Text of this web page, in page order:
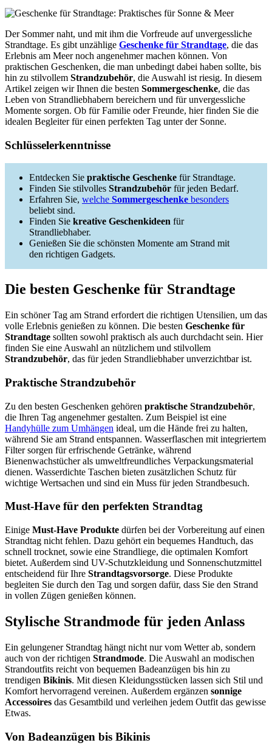
Der Sommer naht, und mit ihm die Vorfreude auf unvergessliche
Strandtage. Es gibt unzählige Geschenke für Strandtage, die das
Erlebnis am Meer noch angenehmer machen können. Von
praktischen Geschenken, die man unbedingt dabei haben sollte, bis
hin zu stilvollem Strandzubehör, die Auswahl ist riesig. In diesem
Artikel zeigen wir Ihnen die besten Sommergeschenke, die das
Leben von Strandliebhabern bereichern und für unvergessliche
Momente sorgen. Ob für Familie oder Freunde, hier finden Sie die
idealen Begleiter für einen perfekten Tag unter der Sonne.
Schlüsselerkenntnisse
Entdecken Sie praktische Geschenke für Strandtage.
Finden Sie stilvolles Strandzubehör für jeden Bedarf.
Erfahren Sie, welche Sommergeschenke besonders
beliebt sind.
Finden Sie kreative Geschenkideen für
Strandliebhaber.
Genießen Sie die schönsten Momente am Strand mit
den richtigen Gadgets.
Die besten Geschenke für Strandtage
Ein schöner Tag am Strand erfordert die richtigen Utensilien, um das
volle Erlebnis genießen zu können. Die besten Geschenke für
Strandtage sollten sowohl praktisch als auch durchdacht sein. Hier
finden Sie eine Auswahl an nützlichem und stilvollem
Strandzubehör, das für jeden Strandliebhaber unverzichtbar ist.
Praktische Strandzubehör
Zu den besten Geschenken gehören praktische Strandzubehör,
die Ihren Tag angenehmer gestalten. Zum Beispiel ist eine
Handyhülle zum Umhängen ideal, um die Hände frei zu halten,
während Sie am Strand entspannen. Wasserflaschen mit integriertem
Filter sorgen für erfrischende Getränke, während
Bienenwachstücher als umweltfreundliches Verpackungsmaterial
dienen. Wasserdichte Taschen bieten zusätzlichen Schutz für
wichtige Wertsachen und sind ein Muss für jeden Strandbesuch.
Must-Have für den perfekten Strandtag
Einige Must-Have Produkte dürfen bei der Vorbereitung auf einen
Strandtag nicht fehlen. Dazu gehört ein bequemes Handtuch, das
schnell trocknet, sowie eine Strandliege, die optimalen Komfort
bietet. Außerdem sind UV-Schutzkleidung und Sonnenschutzmittel
entscheidend für Ihre Strandtagsvorsorge. Diese Produkte
begleiten Sie durch den Tag und sorgen dafür, dass Sie den Strand
in vollen Zügen genießen können.
Stylische Strandmode für jeden Anlass
Ein gelungener Strandtag hängt nicht nur vom Wetter ab, sondern
auch von der richtigen Strandmode. Die Auswahl an modischen
Strandoutfits reicht von bequemen Badeanzügen bis hin zu
trendigen Bikinis. Mit diesen Kleidungsstücken lassen sich Stil und
Komfort hervorragend vereinen. Außerdem ergänzen sonnige
Accessoires das Gesamtbild und verleihen jedem Outfit das gewisse
Etwas.
Von Badeanzügen bis Bikinis